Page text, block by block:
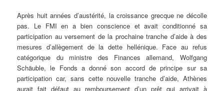
Après huit années d’austérité, la croissance grecque ne décolle
pas. Le FMI en a bien conscience et avait conditionné sa
participation au versement de la prochaine tranche d’aide à des
mesures d’allègement de la dette hellénique. Face au refus
catégorique du ministre des Finances allemand, Wolfgang
Schäuble, le Fonds a donné son accord de principe sur sa
participation car, sans cette nouvelle tranche d’aide, Athènes
aurait fait défaut au remboursement d’un prêt qui arrivait à